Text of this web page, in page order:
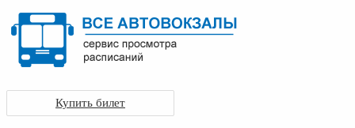
Купить билет